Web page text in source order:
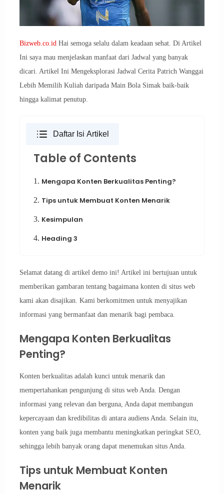
Bizweb.co.idHai semoga selalu dalam keadaan sehat. Di Artikel
Ini saya mau menjelaskan manfaat dari Jadwal yang banyak
dicari. Artikel Ini Mengeksplorasi Jadwal Cerita Patrich Wanggai
Lebih Memilih Kuliah daripada Main Bola Simak baik-baik
hingga kalimat penutup.
Daftar Isi Artikel
Table of Contents
1. Mengapa Konten Berkualitas Penting?
2. Tips untuk Membuat Konten Menarik
3. Kesimpulan
4. Heading 3
Selamat datang di artikel demo ini! Artikel ini bertujuan untuk
memberikan gambaran tentang bagaimana konten di situs web
kami akan disajikan. Kami berkomitmen untuk menyajikan
informasi yang bermanfaat dan menarik bagi pembaca.
Mengapa Konten Berkualitas
Penting?
Konten berkualitas adalah kunci untuk menarik dan
mempertahankan pengunjung di situs web Anda. Dengan
informasi yang relevan dan berguna, Anda dapat membangun
kepercayaan dan kredibilitas di antara audiens Anda. Selain itu,
konten yang baik juga membantu meningkatkan peringkat SEO,
sehingga lebih banyak orang dapat menemukan situs Anda.
Tips untuk Membuat Konten
Menarik